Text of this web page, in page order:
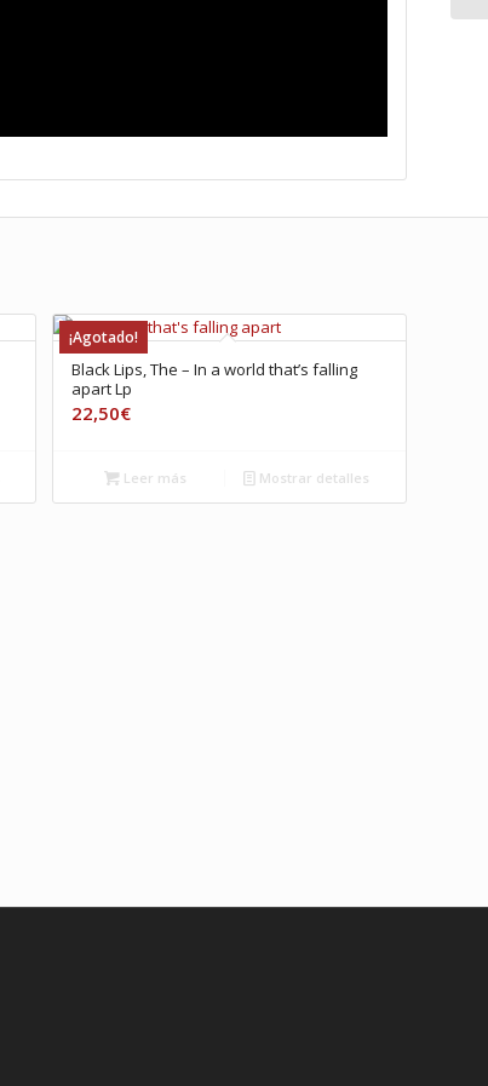
¡Agotado!
Black Lips, The – In a world that’s falling
apart Lp
22,50€
Leer más Mostrar detalles